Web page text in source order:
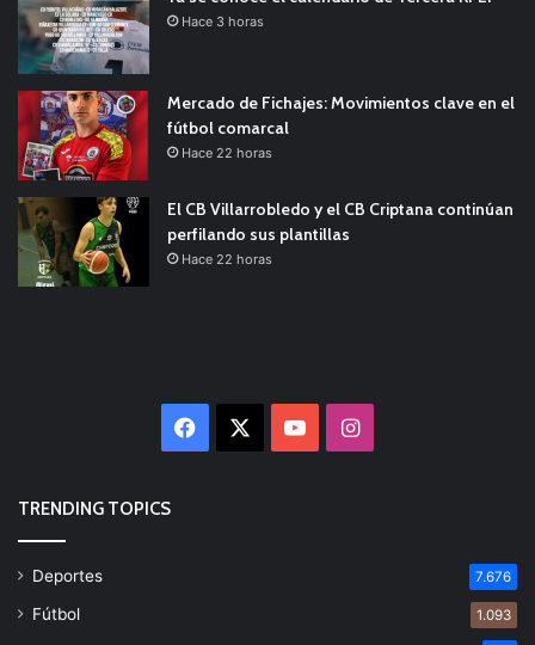
Hace 3 horas
Mercado de Fichajes: Movimientos clave en el
fútbol comarcal
Hace 22 horas
El CB Villarrobledo y el CB Criptana continúan
perfilando sus plantillas
Hace 22 horas
Facebook YouTubeInstagram
TRENDING TOPICS
Deportes 7.676
Fútbol 1.093